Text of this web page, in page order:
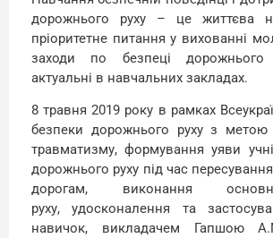
дорожнього руху – це життєва
пріоритетне питання у вихованні
заходи по безпеці
актуальні в навчальних закладах.
8 травня 2019 року в рамках
безпеки дорожнього руху з метою
травматизму, формування уяви
дорожнього руху під час
дорогам, виконання
руху, удосконалення та
навичок, викладачем Гапшою